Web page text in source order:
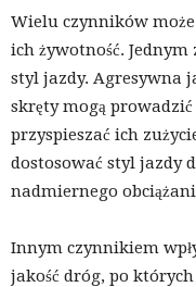
Wielu czynników
ich żywotność.
styl jazdy. Agresywna
skręty mogą
przyspieszać ich
dostosować styl jazdy
nadmiernego
Innym czynnikiem
jakość dróg, po